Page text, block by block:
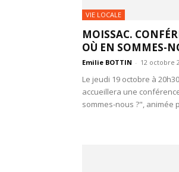
VIE LOCALE
MOISSAC.
OÙ EN SOMMES-
Emilie BOTTIN - 12 octobre
Le jeudi 19 octobre à
accueillera une
sommes-nous ?", animée